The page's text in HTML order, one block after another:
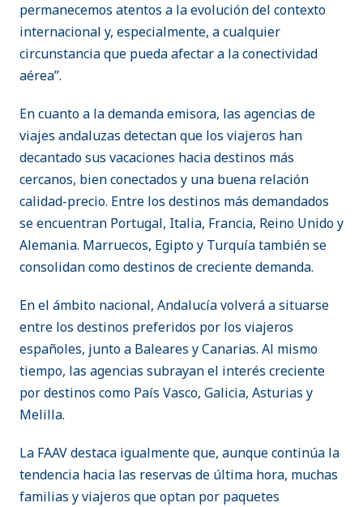
permanecemos atentos a la evolución del contexto
internacional y, especialmente, a cualquier
circunstancia que pueda afectar a la conectividad
aérea”.
En cuanto a la demanda emisora, las agencias de
viajes andaluzas detectan que los viajeros han
decantado sus vacaciones hacia destinos más
cercanos, bien conectados y una buena relación
calidad-precio. Entre los destinos más demandados
se encuentran Portugal, Italia, Francia, Reino Unido y
Alemania. Marruecos, Egipto y Turquía también se
consolidan como destinos de creciente demanda.
En el ámbito nacional, Andalucía volverá a situarse
entre los destinos preferidos por los viajeros
españoles, junto a Baleares y Canarias. Al mismo
tiempo, las agencias subrayan el interés creciente
por destinos como País Vasco, Galicia, Asturias y
Melilla.
La FAAV destaca igualmente que, aunque continúa la
tendencia hacia las reservas de última hora, muchas
familias y viajeros que optan por paquetes